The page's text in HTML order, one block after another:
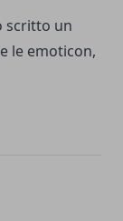
scritto un
le emoticon,